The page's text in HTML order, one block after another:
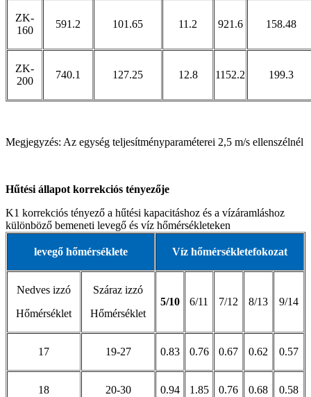
ZK-
160
591.2 101.65 11.2 921.6 158.48
ZK-
200
740.1 127.25 12.8 1152.2 199.3
Megjegyzés: Az egység teljesítményparaméterei 2,5 m/s ellenszélnél
Hűtési állapot korrekciós tényezője
K1 korrekciós tényező a hűtési kapacitáshoz és a vízáramláshoz
különböző bemeneti levegő és víz hőmérsékleteken
levegő hőmérséklete Víz hőmérsékletefokozat
Nedves izzó
Hőmérséklet
Száraz izzó
Hőmérséklet
5/10 6/11 7/12 8/13 9/14
17 19-27 0.83 0.76 0.67 0.62 0.57
18 20-30 0.94 1.85 0.76 0.68 0.58